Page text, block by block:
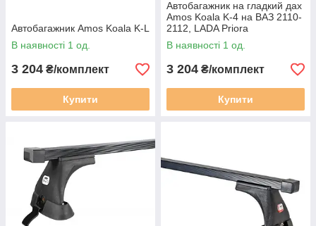
Автобагажник Amos Koala K-L
В наявності 1 од.
3 204 ₴/комплект
Купити
Автобагажник на гладкий дах
Amos Koala K-4 на ВАЗ 2110-
2112, LADA Priora
В наявності 1 од.
3 204 ₴/комплект
Купити